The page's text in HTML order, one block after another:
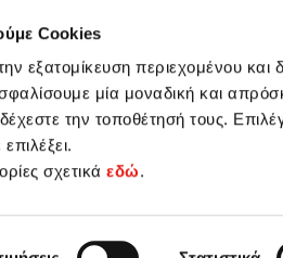
Cookies
εξατομίκευση περιεχομένου
μία μοναδική και
την τοποθέτησή τους.
σχετικάεδώ.